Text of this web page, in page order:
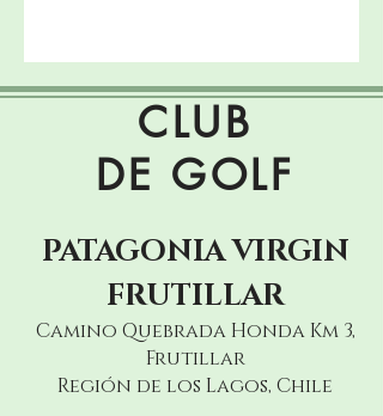
CLUB
DE GOLF
PATAGONIAVIRGIN
FRUTILLAR
Camino Quebrada Honda Km 3,
Frutillar
Región de los Lagos, Chile